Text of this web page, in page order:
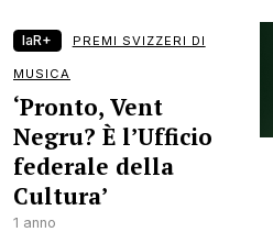
laR+ PREMI SVIZZERI DI
MUSICA
‘Pronto, Vent
Negru? È l’Ufficio
federale della
Cultura’
1 anno